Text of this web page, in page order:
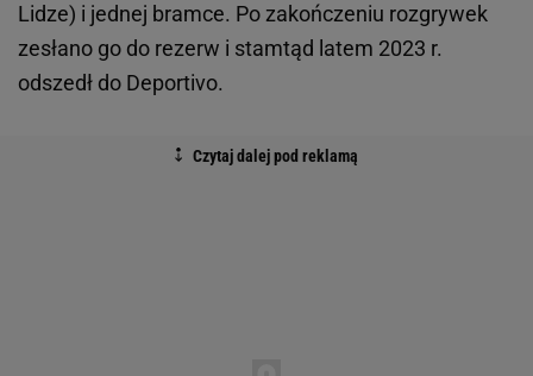
Lidze) i jednej bramce. Po zakończeniu rozgrywek
zesłano go do rezerw i stamtąd latem 2023 r.
odszedł do Deportivo.